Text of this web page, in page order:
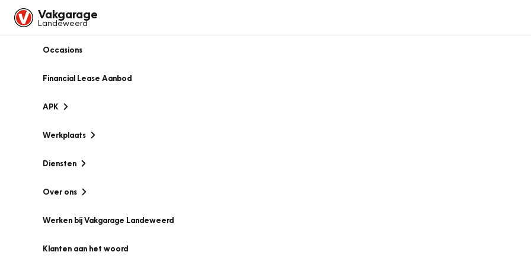
Vakgarage
Landeweerd
Occasions
Financial Lease Aanbod
APK
Werkplaats
Diensten
Over ons
Werken bij Vakgarage Landeweerd
Klanten aan het woord